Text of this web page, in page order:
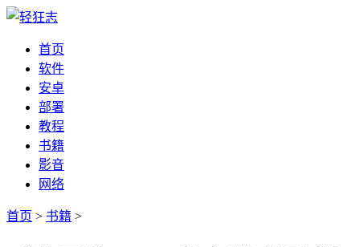
首页
软件
安卓
部署
教程
书籍
影音
网络
首页 > 书籍 >